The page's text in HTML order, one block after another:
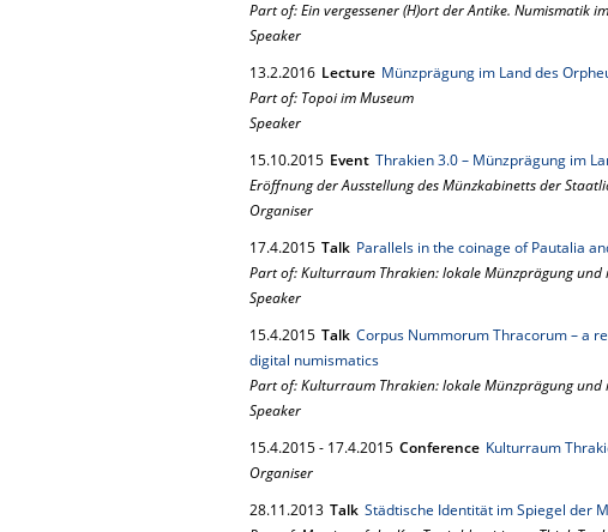
Part of: Ein vergessener (H)ort der Antike. Numismatik
Speaker
13.2.2016 Lecture Münzprägung im Land des
Part of: Topoi im Museum
Speaker
15.10.2015 Event Thrakien 3.0 – Münzprägung im
Eröffnung der Ausstellung des Münzkabinetts der
Organiser
17.4.2015 Talk Parallels in the coinage of Pautalia
Part of: Kulturraum Thrakien: lokale Münzprägung
Speaker
15.4.2015 Talk Corpus Nummorum Thracorum – a
digital numismatics
Part of: Kulturraum Thrakien: lokale Münzprägung
Speaker
15.4.2015- 17.4.2015 Conference Kulturraum
Organiser
28.11.2013 Talk Städtische Identität im Spiegel der